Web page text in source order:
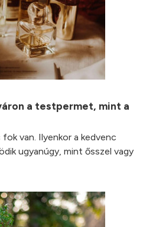
a testpermet, mint a
van. Ilyenkor a kedvenc
ugyanúgy, mint ősszel vagy